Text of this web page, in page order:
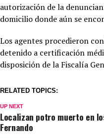
autorización de la
domicilio donde aún se
Los agentes procedieron
detenido a certificación
disposición de la Fiscalía
RELATED TOPICS:
UP NEXT
Localizan potro muerto en
Fernando